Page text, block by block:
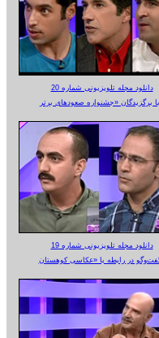
دانلود مجله تلویزیونی شماره 20
دانلود مجله تلویزیونی شماره 19